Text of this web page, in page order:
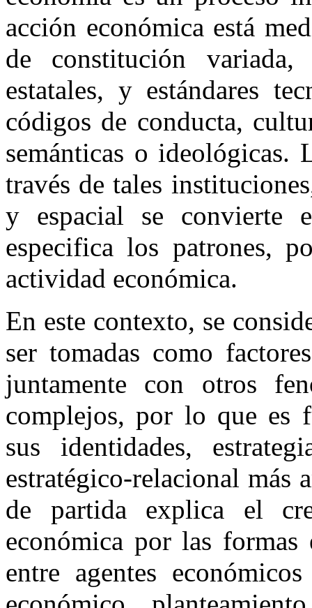
acción económica está
de constitución variada,
estatales, y estándares
códigos de conducta,
semánticas o ideológicas.
través de tales
y espacial se convierte
especifica los patrones,
actividad económica.
En este contexto, se
ser tomadas como
juntamente con otros
complejos, por lo que es
sus identidades,
estratégico-relacional más
de partida explica el
económica por las formas
entre agentes